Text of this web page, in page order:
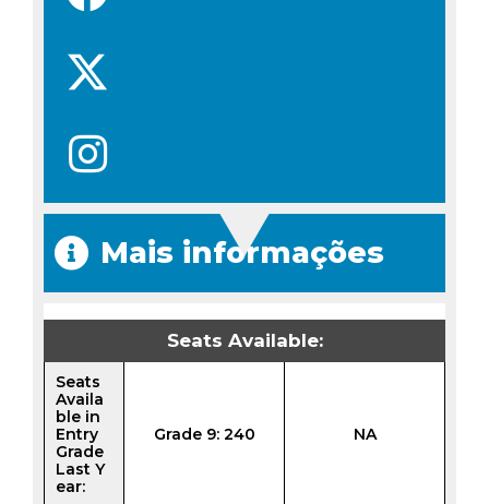
Mais informações
Seats Available:
Seats
Availa
ble in
Entry
Grade
Last Y
ear:
Grade 9: 240 NA